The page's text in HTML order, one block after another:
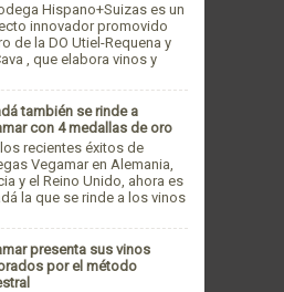
Hispano+Suizas es un
innovador promovido
de la DO Utiel-Requena y
, que elabora vinos y
también se rinde a
con 4 medallas de oro
recientes éxitos de
Vegamar en Alemania,
y el Reino Unido, ahora es
la que se rinde a los vinos
presenta sus vinos
por el método